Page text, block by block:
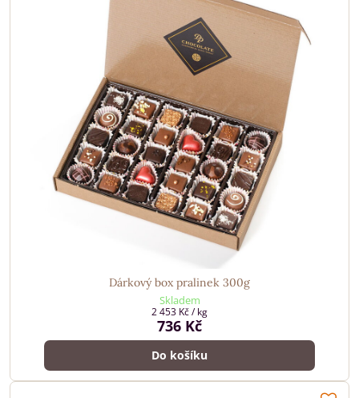
Dárkový box pralinek 300g
Skladem
736 Kč
2 453 Kč/ kg
Do košíku